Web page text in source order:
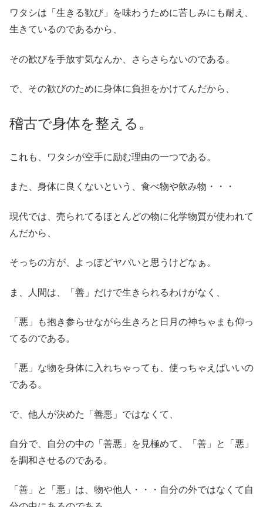
ワタシは「生きる歓び」を味わうために苦しみにも耐え、
生きているのであるから、
その歓びを手放す気なんか、さらさらないのである。
で、その歓びのために身体に負担をかけてんだから、
稽古で身体を整える。
これも、ワタシが空手に励む理由の一つである。
また、身体に良くないという、食べ物や飲み物・・・
現代では、売られてるほとんどの物に化学物質が使われて
んだから、
そっちの方が、よっぽどヤバいと思うけどなぁ。
ま、人間は、「善」だけで生きられるわけがなく、
「悪」も抱き参らせながら生きろと日月の神ちゃまも仰っ
てるのである。
「悪」な物を身体に入れちゃっても、使っちゃえばいいの
である。
で、他人が決めた「善悪」ではなくて、
自分で、自分の中の「善悪」を見極めて、「善」と「悪」
を調和させるのである。
「善」と「悪」は、物や他人・・・自分の外ではなくて自